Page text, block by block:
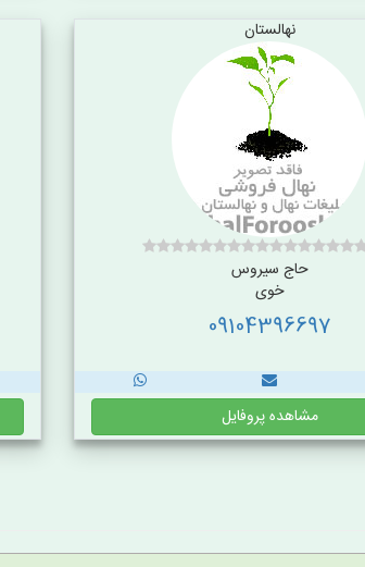
نهالستان
حاج سیروس
خوی
09104396697
مشاهده پروفایل